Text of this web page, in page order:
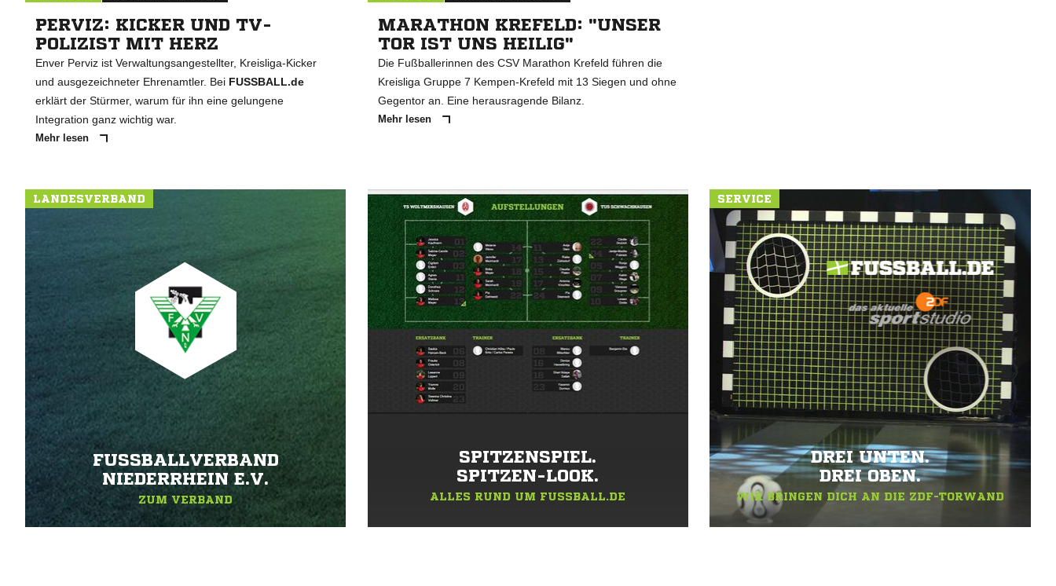
PERVIZ: KICKER UND TV-
POLIZIST MIT HERZ
Enver Perviz ist Verwaltungsangestellter, Kreisliga-Kicker
und ausgezeichneter Ehrenamtler. Bei FUSSBALL.de
erklärt der Stürmer, warum für ihn eine gelungene
Integration ganz wichtig war.
Mehr lesen
MARATHON KREFELD: "UNSER
TOR IST UNS HEILIG"
Die Fußballerinnen des CSV Marathon Krefeld führen die
Kreisliga Gruppe 7 Kempen-Krefeld mit 13 Siegen und ohne
Gegentor an. Eine herausragende Bilanz.
Mehr lesen
LANDESVERBAND
FUSSBALLVERBAND N
IEDERRHEIN E.V.
ZUM VERBAND
SPITZENSPIEL.
SPITZEN-LOOK.
ALLES RUND UM FUSSBALL.DE
SERVICE
DREI UNTEN.
DREI OBEN.
WIR BRINGEN DICH AN DIE ZDF-TORWAND